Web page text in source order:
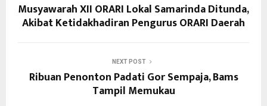
Musyawarah XII ORARI Lokal Samarinda Ditunda,
Akibat Ketidakhadiran Pengurus ORARI Daerah
NEXT POST
Ribuan Penonton Padati Gor Sempaja, Bams
Tampil Memukau